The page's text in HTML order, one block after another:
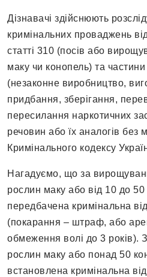
Дізнавачі здійснюють
кримінальних проваджень
статті 310 (посів або
маку чи конопель) та частини
(незаконне виробництво,
придбання, зберігання,
пересилання наркотичних
речовин або їх аналогів без
Кримінального кодексу
Нагадуємо, що за
рослин маку або від 10 до 50
передбачена кримінальна
(покарання – штраф, або
обмеження волі до 3 років).
рослин маку або понад 50
встановлена кримінальна